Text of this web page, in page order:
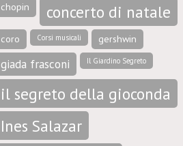
chopin
concerto di natale
coro Corsi musicali gershwin
giada frasconi Il Giardino Segreto
il segreto della gioconda
Ines Salazar